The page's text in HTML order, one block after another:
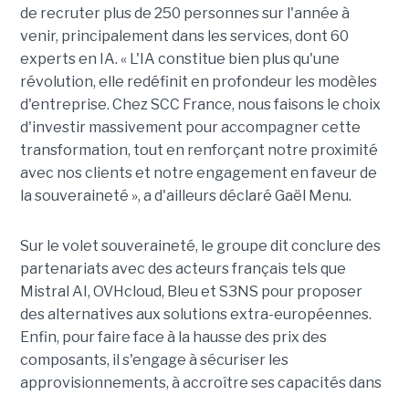
de recruter plus de 250 personnes sur l'année à
venir, principalement dans les services, dont 60
experts en IA. « L'IA constitue bien plus qu'une
révolution, elle redéfinit en profondeur les modèles
d'entreprise. Chez SCC France, nous faisons le choix
d'investir massivement pour accompagner cette
transformation, tout en renforçant notre proximité
avec nos clients et notre engagement en faveur de
la souveraineté », a d'ailleurs déclaré Gaël Menu.
Sur le volet souveraineté, le groupe dit conclure des
partenariats avec des acteurs français tels que
Mistral AI, OVHcloud, Bleu et S3NS pour proposer
des alternatives aux solutions extra-européennes.
Enfin, pour faire face à la hausse des prix des
composants, il s'engage à sécuriser les
approvisionnements, à accroître ses capacités dans